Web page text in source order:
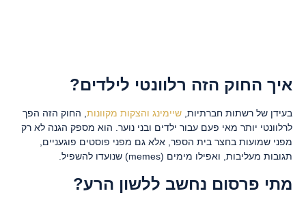
איך החוק הזה רלוונטי לילדים?
בעידן של רשתות חברתיות, שיימינג והצקות מקוונות , החוק הזה הפך
לרלוונטי יותר מאי פעם עבור ילדים ובני נוער. הוא מספק הגנה לא רק
מפני שמועות בחצר בית הספר, אלא גם מפני פוסטים פוגעניים,
תגובות מעליבות, ואפילו מימים (memes) שנועדו להשפיל.
מתי פרסום נחשב ללשון הרע?